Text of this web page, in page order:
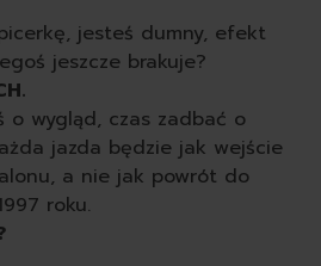
jesteś dumny, efekt
jeszcze brakuje?
o wygląd, czas zadbać o
jazda będzie jak wejście
a nie jak powrót do
roku.